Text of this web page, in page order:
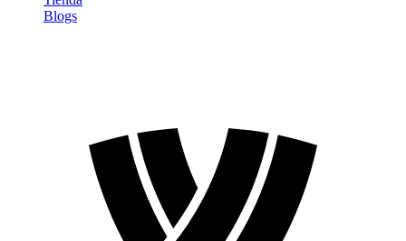
Blogs